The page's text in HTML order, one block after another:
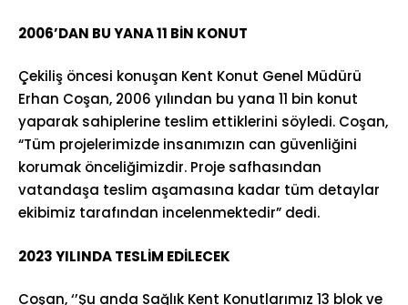
2006’DAN BU YANA 11 BİN KONUT
Çekiliş öncesi konuşan Kent Konut Genel Müdürü
Erhan Coşan, 2006 yılından bu yana 11 bin konut
yaparak sahiplerine teslim ettiklerini söyledi. Coşan,
“Tüm projelerimizde insanımızın can güvenliğini
korumak önceliğimizdir. Proje safhasından
vatandaşa teslim aşamasına kadar tüm detaylar
ekibimiz tarafından incelenmektedir” dedi.
2023 YILINDA TESLİM EDİLECEK
Coşan, ‘’Şu anda Sağlık Kent Konutlarımız 13 blok ve